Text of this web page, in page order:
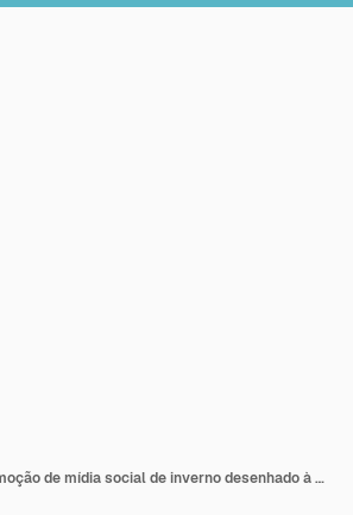
Modelo de promoção de mídia social de inverno desenhado à mão